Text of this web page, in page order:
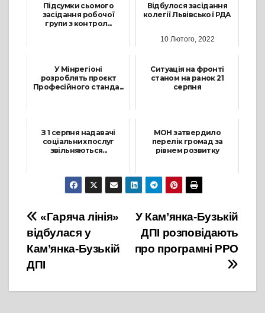
Підсумки сьомого
засідання робочої
групи з контрол...
Відбулося засідання
колегії Львівської РДА
10 Лютого, 2022
У Мінрегіоні
розроблять проєкт
Професійного станда...
Ситуація на фронті
станом на ранок 21
серпня
З 1 серпня надавачі
соціальних послуг
звільняються...
9 Липня, 2025
МОН затвердило
перелік громад за
рівнем розвитку
10 Вересня, 2024
Навігація
записів
У Кам’янка-Бузькій
ДПІ розповідають
про програмні РРО
«Гаряча лінія»
відбулася у
Кам’янка-Бузькій
ДПІ